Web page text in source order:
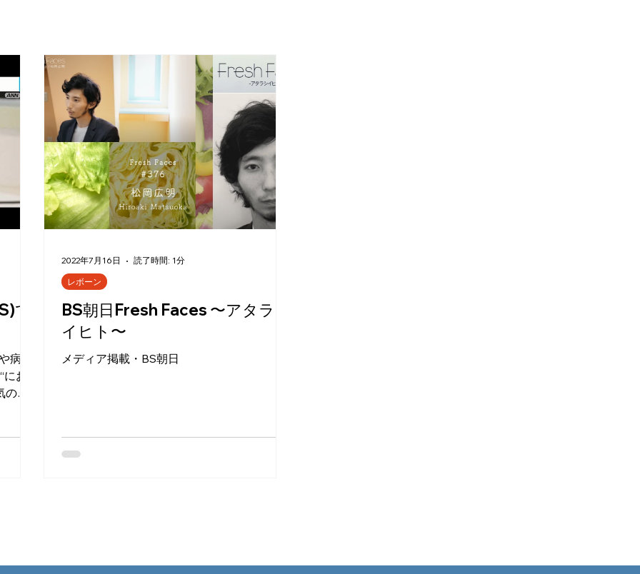
で
病気
予
BS朝日Fresh Faces 〜アタラシ
イヒト〜
メディア掲載・BS朝日
レボーン
2022年7月16日 読了時間: 1分